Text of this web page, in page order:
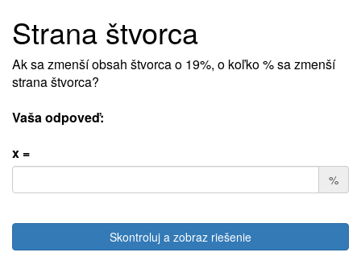
Strana štvorca
Ak sa zmenší obsah štvorca o 19%, o koľko % sa zmenší
strana štvorca?
Vaša odpoveď:
x =
%
Skontroluj a zobraz riešenie